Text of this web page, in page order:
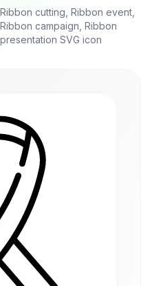
Ribbon cutting, Ribbon event,
Ribbon campaign, Ribbon
presentation SVG icon